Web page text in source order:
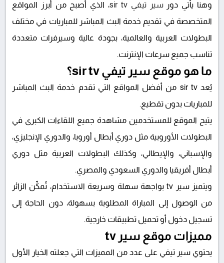
وهنا يأتي دورسير تيفي sir tv
، الذي أصبح من أبرز المواقع
المتخصصة في تقديم خدمة البث المباشر للمباريات في مختلف
البطولات العربية والعالمية، بجودة عالية وسيرفرات متعددة
تناسب جميع سرعات الإنترنت.
ما هو موقع سير تيفي sir tv؟
يُعدsir tv من أفضل المواقع التي تقدم خدمة البث المباشر
للمباريات بدون تقطيع.
يتيح الموقع للمستخدمين مشاهدة جميع اللقاءات الكبرى في
البطولات الأوروبية مثل دوري أبطال أوروبا، والدوري الإنجليزي،
والإسباني، والإيطالي، وكذلك البطولات العربية مثل دوري
أبطال أفريقيا والدوري السعودي والمصري.
ويتميزسير tv
بواجهة سهلة وسريعة الاستخدام، تُمكِّن الزائر
من الوصول إلى المباراة المطلوبة بسهولة، دون الحاجة إلى
تسجيل دخول أو تحميل تطبيقات خارجية.
مميزات موقع سير tv
يحتوي سير تيفي على عدد من المميزات التي جعلته الخيار الأول